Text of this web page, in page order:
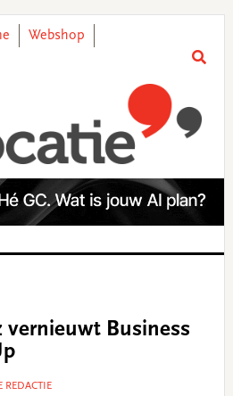
Webshop
vernieuwt Business
REDACTIE